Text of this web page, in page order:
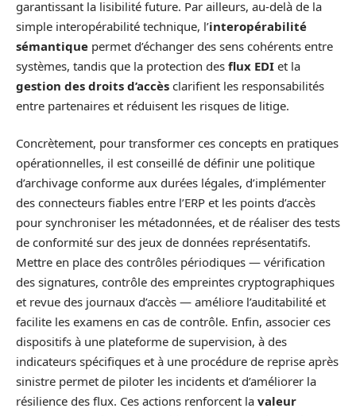
garantissant la lisibilité future. Par ailleurs, au-delà de la
simple interopérabilité technique, l’interopérabilité
sémantique permet d’échanger des sens cohérents entre
systèmes, tandis que la protection des flux EDI et la
gestion des droits d’accès clarifient les responsabilités
entre partenaires et réduisent les risques de litige.
Concrètement, pour transformer ces concepts en pratiques
opérationnelles, il est conseillé de définir une politique
d’archivage conforme aux durées légales, d’implémenter
des connecteurs fiables entre l’ERP et les points d’accès
pour synchroniser les métadonnées, et de réaliser des tests
de conformité sur des jeux de données représentatifs.
Mettre en place des contrôles périodiques — vérification
des signatures, contrôle des empreintes cryptographiques
et revue des journaux d’accès — améliore l’auditabilité et
facilite les examens en cas de contrôle. Enfin, associer ces
dispositifs à une plateforme de supervision, à des
indicateurs spécifiques et à une procédure de reprise après
sinistre permet de piloter les incidents et d’améliorer la
résilience des flux. Ces actions renforcent la valeur